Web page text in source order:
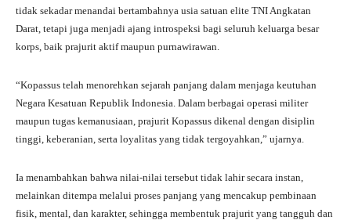
tidak sekadar menandai bertambahnya usia satuan elite TNI Angkatan
Darat, tetapi juga menjadi ajang introspeksi bagi seluruh keluarga besar
korps, baik prajurit aktif maupun purnawirawan.
“Kopassus telah menorehkan sejarah panjang dalam menjaga keutuhan
Negara Kesatuan Republik Indonesia. Dalam berbagai operasi militer
maupun tugas kemanusiaan, prajurit Kopassus dikenal dengan disiplin
tinggi, keberanian, serta loyalitas yang tidak tergoyahkan,” ujarnya.
Ia menambahkan bahwa nilai-nilai tersebut tidak lahir secara instan,
melainkan ditempa melalui proses panjang yang mencakup pembinaan
fisik, mental, dan karakter, sehingga membentuk prajurit yang tangguh dan